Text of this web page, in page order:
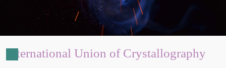
International Union of Crystallography